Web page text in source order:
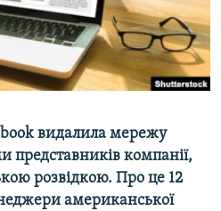
видалила мережу
представників компанії,
розвідкою. Про це 12
американської